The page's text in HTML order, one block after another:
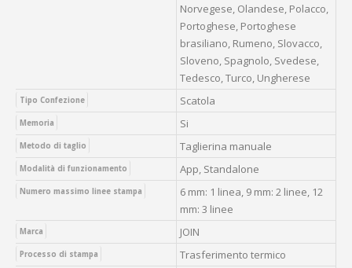
Norvegese, Olandese, Polacco,
Portoghese, Portoghese
brasiliano, Rumeno, Slovacco,
Sloveno, Spagnolo, Svedese,
Tedesco, Turco, Ungherese
Tipo Confezione Scatola
Memoria Si
Metodo di taglio Taglierina manuale
Modalità di funzionamento App, Standalone
Numero massimo linee stampa
6 mm: 1 linea, 9 mm: 2 linee, 12
mm: 3 linee
Marca JOIN
Processo di stampa Trasferimento termico